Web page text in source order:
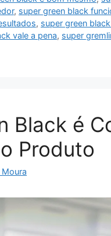
, super green black
, super green
vale a pena, super
Black é
Produto
Moura